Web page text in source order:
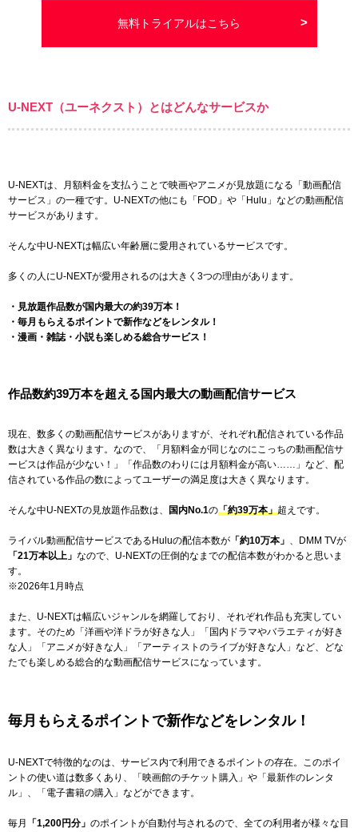
無料トライアルはこちら
U-NEXT（ユーネクスト）とはどんなサービスか
U-NEXTは、月額料金を支払うことで映画やアニメが見放題になる「動画配信
サービス」の一種です。U-NEXTの他にも「FOD」や「Hulu」などの動画配信
サービスがあります。
そんな中U-NEXTは幅広い年齢層に愛用されているサービスです。
多くの人にU-NEXTが愛用されるのは大きく3つの理由があります。
・見放題作品数が国内最大の約39万本 ！
・毎月もらえるポイントで新作などをレンタル！
・漫画・雑誌・小説も楽しめる総合サービス！
作品数約39万本を超える国内最大の動画配信サービス
現在、数多くの動画配信サービスがありますが、それぞれ配信されている作品
数は大きく異なります。なので、「月額料金が同じなのにこっちの動画配信サ
ービスは作品が少ない！」「作品数のわりには月額料金が高い……」など、配
信されている作品の数によってユーザーの満足度は大きく異なります。
そんな中U-NEXTの見放題作品数は、 国内No.1の「約39万本」超えです。
ライバル動画配信サービスであるHuluの配信本数が 「 約10万本 」 、DMM TVが
「 21万本以上 」 なので、U-NEXTの圧倒的なまでの配信本数がわかると思いま
す。
※2026年1月時点
また、U-NEXTは幅広いジャンルを網羅しており、それぞれ作品も充実してい
ます。そのため「洋画や洋ドラが好きな人」「国内ドラマやバラエティが好き
な人」「アニメが好きな人」「アーティストのライブが好きな人」など、どな
たでも楽しめる総合的な動画配信サービスになっています。
毎月もらえるポイントで新作などをレンタル！
U-NEXTで特徴的なのは、サービス内で利用できるポイントの存在。このポイ
ントの使い道は数多くあり、「映画館のチケット購入」や「最新作のレンタ
ル」、「電子書籍の購入」などができます。
毎月 「 1,200円分」 のポイントが自動付与されるので、全ての利用者が様々な目